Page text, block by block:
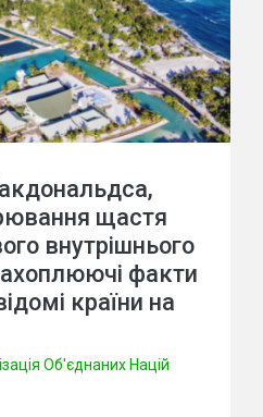
щастя
внутрішнього
факти
країни на
Об'єднаних Націй